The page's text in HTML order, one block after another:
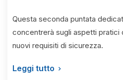
Questa seconda puntata
concentrerà sugli aspetti pratici
nuovi requisiti di sicurezza.
Leggi tutto